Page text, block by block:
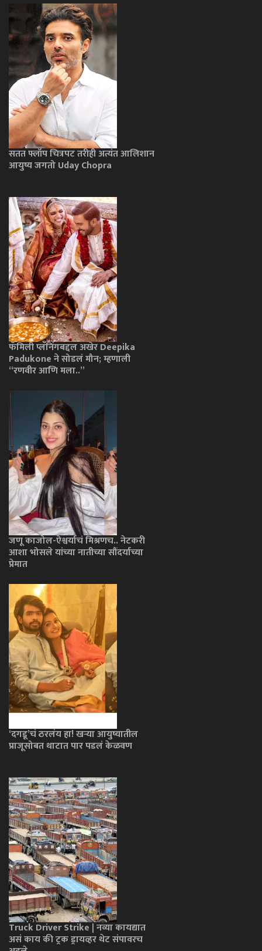
सतत फ्लॉप चित्रपट तरीही अत्यंत आलिशान
आयुष्य जगतो Uday Chopra
फॅमिली प्लॅनिंगबद्दल अखेर Deepika
Padukone ने सोडलं मौन; म्हणाली
“रणवीर आणि मला..”
जणू काजोल-ऐश्वर्याचं मिश्रणच.. नेटकरी
आशा भोसले यांच्या नातीच्या सौंदर्याच्या
प्रेमात
‘दगडू’चं ठरलंय हा! खऱ्या आयुष्यातील
प्राजूसोबत थाटात पार पडलं केळवण
Truck Driver Strike | नव्या कायद्यात
असं काय की ट्रक ड्रायव्हर थेट संपावरच